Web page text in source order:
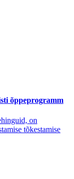
õppeprogramm
on
tõkestamise